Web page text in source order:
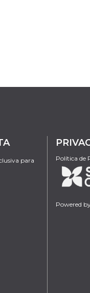
para
Política de
Powered